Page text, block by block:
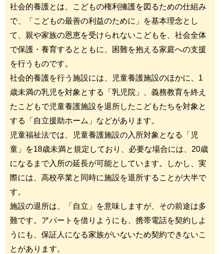
社会的養護とは、こどもの権利擁護を図るための仕組み
で、「こどもの最善の利益のために」を基本理念とし
て、親や家族の恩恵を受けられないこどもを、社会全体
で保護・養育するとともに、困難を抱える家庭への支援
を行うものです。
社会的養護を行う施設には、児童養護施設のほかに、1
歳未満の乳児を対象とする「乳児院」、義務教育を終え
たこどもで児童養護施設を退所したこどもたちを対象と
する「自立援助ホーム」などがあります。
児童福祉法では、児童養護施設の入所対象となる「児
童」を18歳未満と規定しており、必要な場合には、20歳
になるまで入所の延長が可能としています。しかし、実
際には、高校卒業と同時に施設を退所することが大半で
す。
施設の退所は、「自立」を意味しますが、その前途は多
難です。アパートを借りようにも、携帯電話を契約しよ
うにも、保証人になる家族がいないため契約できないこ
とがあります。